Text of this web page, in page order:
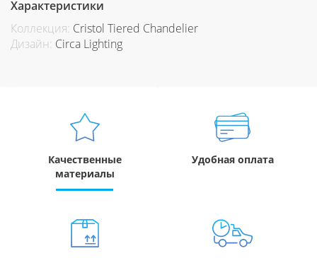
Характеристики
Коллекция: Cristol Tiered Chandelier
Дизайн: Circa Lighting
Качественные
материалы
Удобная оплата